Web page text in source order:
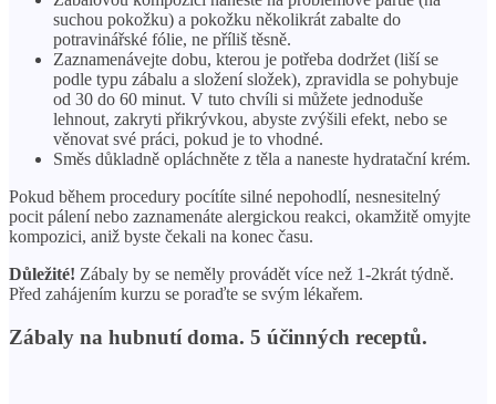
suchou pokožku) a pokožku několikrát zabalte do
potravinářské fólie, ne příliš těsně.
Zaznamenávejte dobu, kterou je potřeba dodržet (liší se
podle typu zábalu a složení složek), zpravidla se pohybuje
od 30 do 60 minut. V tuto chvíli si můžete jednoduše
lehnout, zakryti přikrývkou, abyste zvýšili efekt, nebo se
věnovat své práci, pokud je to vhodné.
Směs důkladně opláchněte z těla a naneste hydratační krém.
Pokud během procedury pocítíte silné nepohodlí, nesnesitelný
pocit pálení nebo zaznamenáte alergickou reakci, okamžitě omyjte
kompozici, aniž byste čekali na konec času.
Důležité! Zábaly by se neměly provádět více než 1-2krát týdně.
Před zahájením kurzu se poraďte se svým lékařem.
Zábaly na hubnutí doma. 5 účinných receptů.